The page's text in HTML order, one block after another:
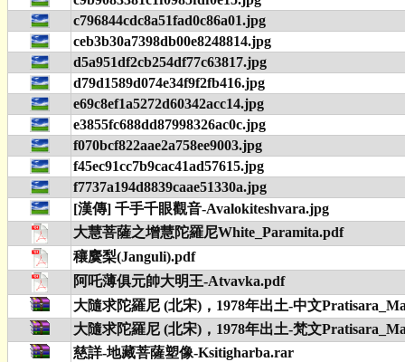
c796844cdc8a51fad0c86a01.jpg
ceb3b30a7398db00e8248814.jpg
d5a951df2cb254df77c63817.jpg
d79d1589d074e34f9f2fb416.jpg
e69c8ef1a5272d60342acc14.jpg
e3855fc688dd87998326ac0c.jpg
f070bcf822aae2a758ee9003.jpg
f45ec91cc7b9cac41ad57615.jpg
f7737a194d8839caae51330a.jpg
[漢傳] 千手千眼觀音-Avalokiteshvara.jpg
大慧菩薩之增慧陀羅尼White_Paramita.pdf
穰麌梨(Janguli).pdf
阿吒薄俱元帥大明王-Atvavka.pdf
大隨求陀羅尼 (北宋)，1978年出土-中文
大隨求陀羅尼 (北宋)，1978年出土-梵文
慈詳-地藏菩薩塑像-Ksitigharba.rar